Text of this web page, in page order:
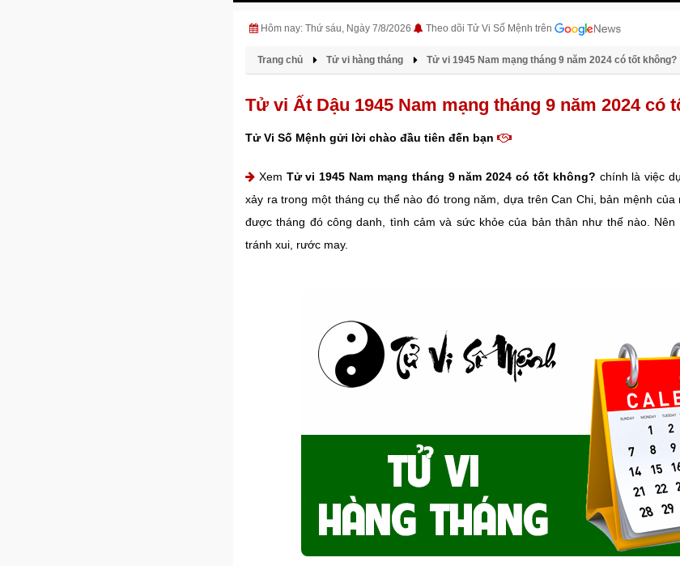
Hôm nay: Thứ sáu, Ngày 7/8/2026 Theo dõi Tử Vi Số Mệnh trên
Trang chủ Tử vi hàng tháng Tử vi 1945 Nam mạng tháng 9 năm 2024 có tốt không?
Tử vi Ất Dậu 1945 Nam mạng tháng 9 năm 2024 có
Tử Vi Số Mệnh gửi lời chào đầu tiên đến bạn
Xem Tử vi 1945 Nam mạng tháng 9 năm 2024 có tốt không? chính là việc
xảy ra trong một tháng cụ thể nào đó trong năm, dựa trên Can Chi, bản mệnh
được tháng đó công danh, tình cảm và sức khỏe của bản thân như thế nào.
tránh xui, rước may.